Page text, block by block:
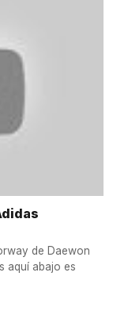
de Daewon
aquí abajo es